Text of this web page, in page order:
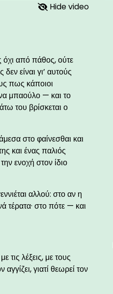
Hide video
όχι από πάθος, ούτε
είναι γι’ αυτούς
πως κάποιοι
μπαούλο — και το
του βρίσκεται ο
στο φαίνεσθαι και
και ένας παλιός
ενοχή στον ίδιο
αλλού: στο αν η
τέρατα· στο πότε — και
τις λέξεις, με τους
γιατί θεωρεί τον